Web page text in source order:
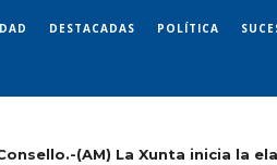
DESTACADAS POLÍTICA
(AM) La Xunta inicia la